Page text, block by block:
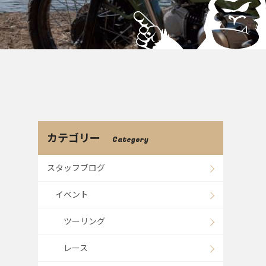
カテゴリー Category
スタッフブログ
イベント
ツーリング
レース